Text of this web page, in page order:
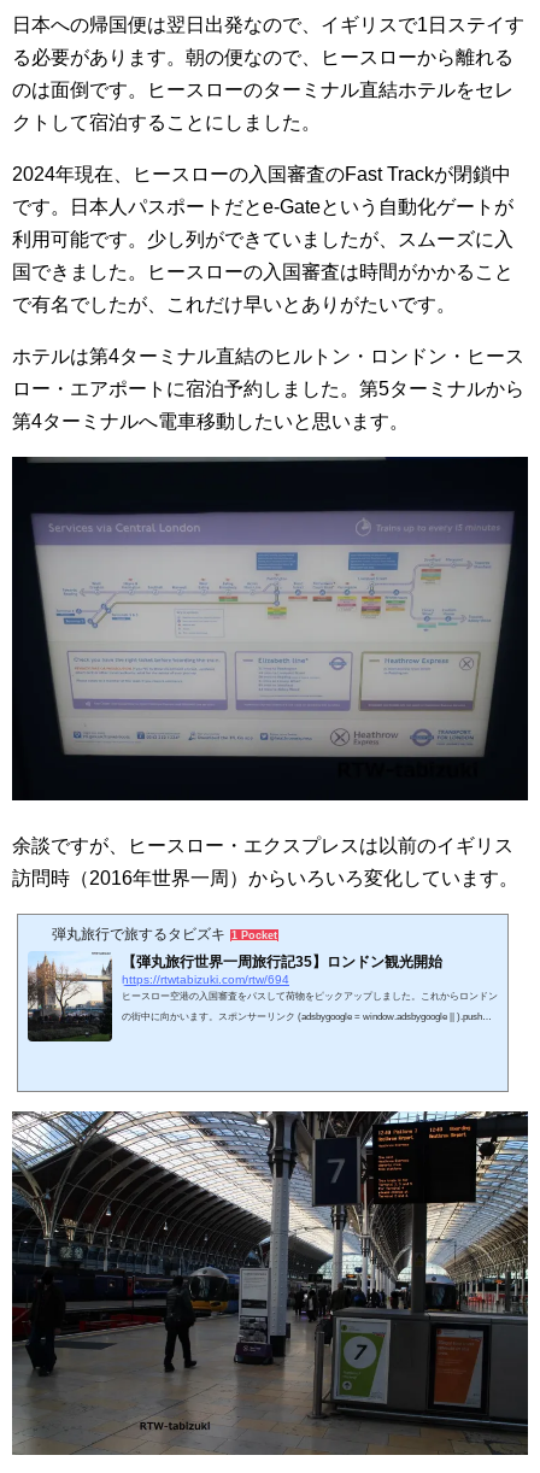
日本への帰国便は翌日出発なので、イギリスで1日ステイす
る必要があります。朝の便なので、ヒースローから離れる
のは面倒です。ヒースローのターミナル直結ホテルをセレ
クトして宿泊することにしました。
2024年現在、ヒースローの入国審査のFast Trackが閉鎖中
です。日本人パスポートだとe-Gateという自動化ゲートが
利用可能です。少し列ができていましたが、スムーズに入
国できました。ヒースローの入国審査は時間がかかること
で有名でしたが、これだけ早いとありがたいです。
ホテルは第4ターミナル直結のヒルトン・ロンドン・ヒース
ロー・エアポートに宿泊予約しました。第5ターミナルから
第4ターミナルへ電車移動したいと思います。
余談ですが、ヒースロー・エクスプレスは以前のイギリス
訪問時（2016年世界一周）からいろいろ変化しています。
弾丸旅行で旅するタビズキ 1 Pocket
【弾丸旅行世界一周旅行記35】ロンドン観光開始
https://rtwtabizuki.com/rtw/694
ヒースロー空港の入国審査をパスして荷物をピックアップしました。これからロンドン
の街中に向かいます。スポンサーリンク (adsbygoogle = window.adsbygoogle || ).push
ります。地下鉄、バス、...